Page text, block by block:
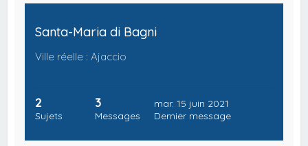
Santa-Maria di Bagni
Ville réelle : Ajaccio
2
Sujets
3
Messages
mar. 15 juin 2021
Dernier message